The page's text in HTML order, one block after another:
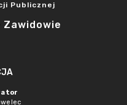
Publicznej
Zawidowie